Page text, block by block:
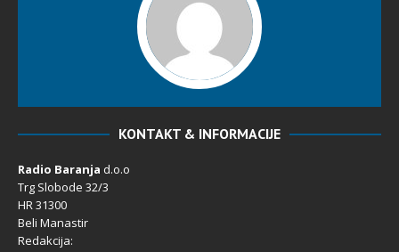
KONTAKT & INFORMACIJE
Radio Baranja d.o.o
Trg Slobode 32/3
HR 31300
Beli Manastir
Redakcija: